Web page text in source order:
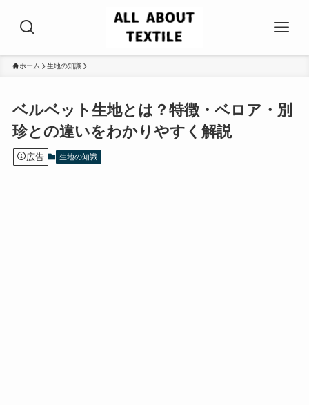
ホーム 生地の知識
ベルベット生地とは？特徴・ベロア・別
珍との違いをわかりやすく解説
広告 生地の知識